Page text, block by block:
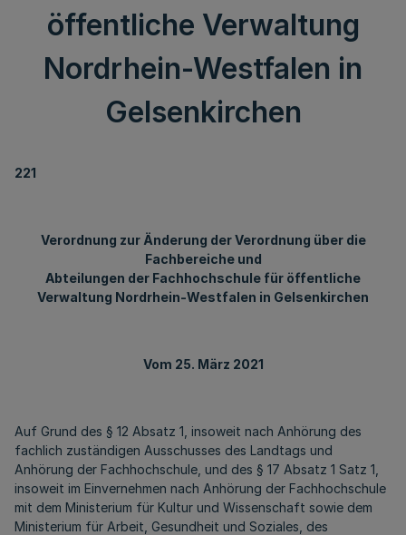
öffentliche Verwaltung
Nordrhein-Westfalen in
Gelsenkirchen
221
Verordnung zur Änderung der Verordnung über die
Fachbereiche und
Abteilungen der Fachhochschule für öffentliche
Verwaltung Nordrhein-Westfalen in Gelsenkirchen
Vom 25. März 2021
Auf Grund des § 12 Absatz 1, insoweit nach Anhörung des
fachlich zuständigen Ausschusses des Landtags und
Anhörung der Fachhochschule, und des § 17 Absatz 1 Satz 1,
insoweit im Einvernehmen nach Anhörung der Fachhochschule
mit dem Ministerium für Kultur und Wissenschaft sowie dem
Ministerium für Arbeit, Gesundheit und Soziales, des